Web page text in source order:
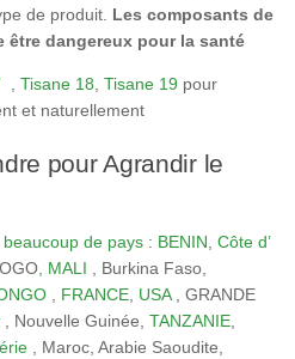
de produit. Les composants de
être dangereux pour la santé
, Tisane 18, Tisane 19 pour
et naturellement
pour Agrandir le
beaucoup de pays : BENIN, Côte d’
, MALI , Burkina Faso,
, FRANCE, USA, GRANDE
, Nouvelle Guinée, TANZANIE,
, Maroc, Arabie Saoudite,